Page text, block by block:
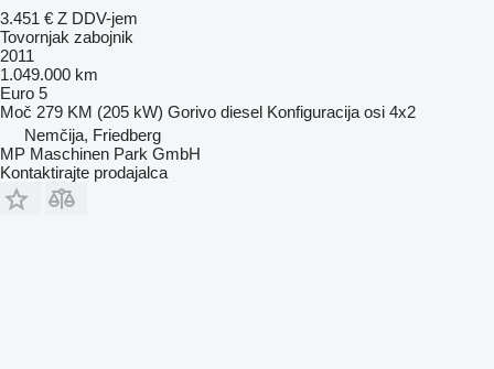
3.451 € Z DDV-jem
Tovornjak zabojnik
2011
1.049.000 km
Euro 5
Moč 279 KM (205 kW) Gorivo diesel Konfiguracija osi 4x2
Nemčija, Friedberg
MP Maschinen Park GmbH
Kontaktirajte prodajalca